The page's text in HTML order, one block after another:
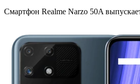
Смартфон Realme Narzo 50A